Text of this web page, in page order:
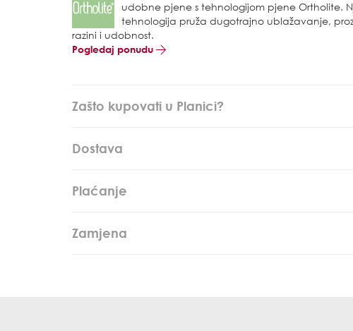
udobne pjene s tehnologijom pjene Ortholite.
tehnologija pruža dugotrajno ublažavanje,
razini i udobnost.
Pogledaj ponudu
Zašto kupovati u Planici?
Dostava
Plaćanje
Zamjena